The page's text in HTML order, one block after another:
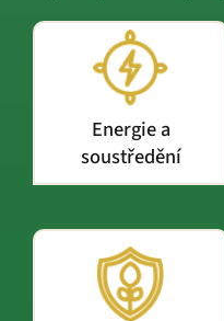
Energie a
soustředění